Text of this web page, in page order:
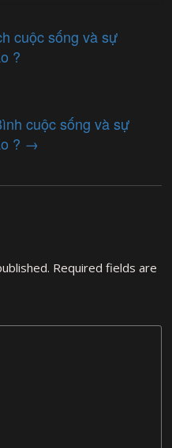
cuộc sống và sự
?
cuộc sống và sự
? →
Required fields are